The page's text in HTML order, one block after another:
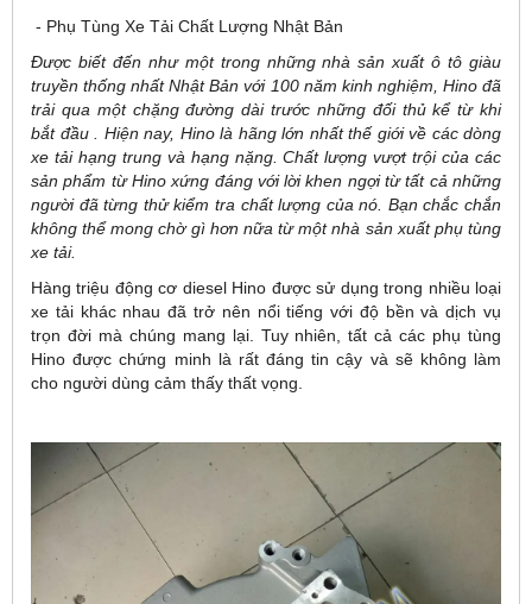
- Phụ Tùng Xe Tải Chất Lượng Nhật Bản
Được biết đến như một trong những nhà sản xuất ô tô giàu
truyền thống nhất Nhật Bản với 100 năm kinh nghiệm, Hino đã
trải qua một chặng đường dài trước những đối thủ kể từ khi
bắt đầu . Hiện nay, Hino là hãng lớn nhất thế giới về các dòng
xe tải hạng trung và hạng nặng. Chất lượng vượt trội của các
sản phẩm từ Hino xứng đáng với lời khen ngợi từ tất cả những
người đã từng thử kiểm tra chất lượng của nó. Bạn chắc chắn
không thể mong chờ gì hơn nữa từ một nhà sản xuất phụ tùng
xe tải.
Hàng triệu động cơ diesel Hino được sử dụng trong nhiều loại
xe tải khác nhau đã trở nên nổi tiếng với độ bền và dịch vụ
trọn đời mà chúng mang lại. Tuy nhiên, tất cả các phụ tùng
Hino được chứng minh là rất đáng tin cậy và sẽ không làm
cho người dùng cảm thấy thất vọng.